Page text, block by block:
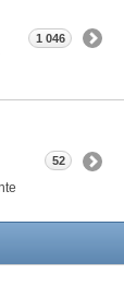
1 046
52